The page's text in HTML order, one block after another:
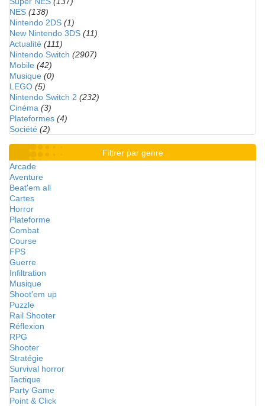
NES (138)
Nintendo 2DS (1)
New Nintendo 3DS (11)
Actualité (111)
Nintendo Switch (2907)
Mobile (42)
Musique (0)
LEGO (5)
Nintendo Switch 2 (232)
Cinéma (3)
Plateformes (4)
Société (2)
Filtrer par genre
Arcade
Aventure
Beat'em all
Cartes
Horror
Plateforme
Combat
Course
FPS
Guerre
Infiltration
Musique
Shoot'em up
Puzzle
Rail Shooter
Réflexion
RPG
Shooter
Stratégie
Survival horror
Tactique
Party Game
Point & Click